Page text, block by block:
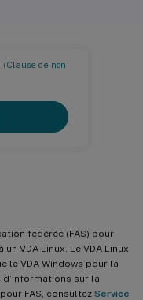
(Clause de non
fédérée (FAS) pour
VDA Linux. Le VDA Linux
le VDA Windows pour la
sur la
FAS, consultez Service